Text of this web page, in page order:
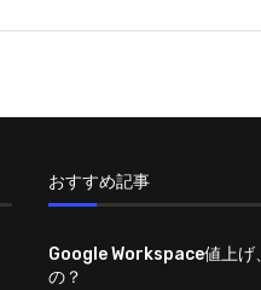
おすすめ記事
Google Workspace値上げ
の？